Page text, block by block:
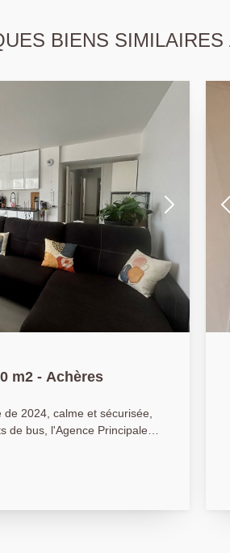
BIENS
80.10 m2 - Achères
2024, calme et sécurisée,
de bus, l'Agence Principale
familial de 4 pièces d'une
grande entrée, d'un
avec jardinière